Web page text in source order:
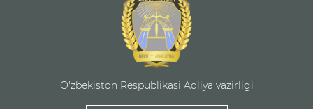
O'zbekiston Respublikasi Adliya vazirligi